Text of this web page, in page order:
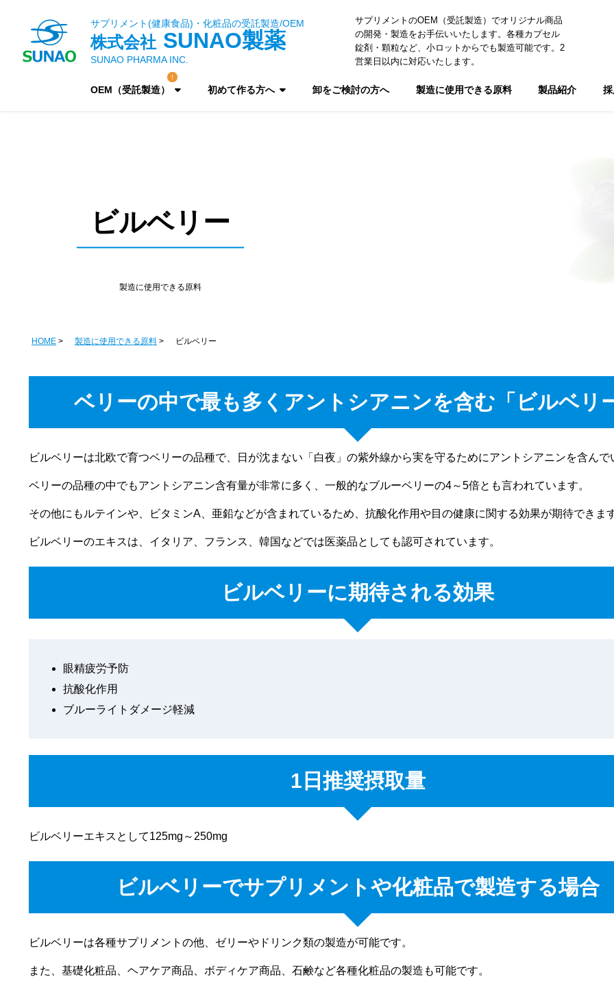
株式会社 SUNAO製薬
サプリメント(健康食品)・化粧品の受託製造/OEM
SUNAO PHARMA INC.
サプリメントのOEM（受託製造）でオリジナル商品
の開発・製造をお手伝いいたします。各種カプセル
錠剤・顆粒など、小ロットからでも製造可能です。2
営業日以内に対応いたします。
OEM（受託製造） 初めて作る方へ 卸をご検討の方へ 製造に使用できる原料 製品紹介
ビルベリー
製造に使用できる原料
HOME 製造に使用できる原料 ビルベリー
ベリーの中で最も多くアントシアニンを含む「ビルベリ
ビルベリーは北欧で育つベリーの品種で、日が沈まない「白夜」の紫外線から実を守るためにアントシアニンを含んで
ベリーの品種の中でもアントシアニン含有量が非常に多く、一般的なブルーベリーの4～5倍とも言われています。
その他にもルテインや、ビタミンA、亜鉛などが含まれているため、抗酸化作用や目の健康に関する効果が期待できます
ビルベリーのエキスは、イタリア、フランス、韓国などでは医薬品としても認可されています。
ビルベリーに期待される効果
眼精疲労予防
抗酸化作用
ブルーライトダメージ軽減
1日推奨摂取量
ビルベリーエキスとして125mg～250mg
ビルベリーでサプリメントや化粧品で製造する場合
ビルベリーは各種サプリメントの他、ゼリーやドリンク類の製造が可能です。
また、基礎化粧品、ヘアケア商品、ボディケア商品、石鹸など各種化粧品の製造も可能です。